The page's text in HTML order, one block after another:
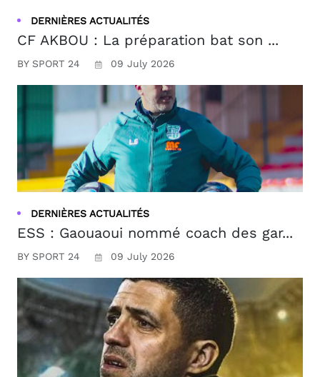
DERNIÈRES ACTUALITÉS
CF AKBOU : La préparation bat son ...
BY SPORT 24 09 July 2026
DERNIÈRES ACTUALITÉS
ESS : Gaouaoui nommé coach des gar...
BY SPORT 24 09 July 2026